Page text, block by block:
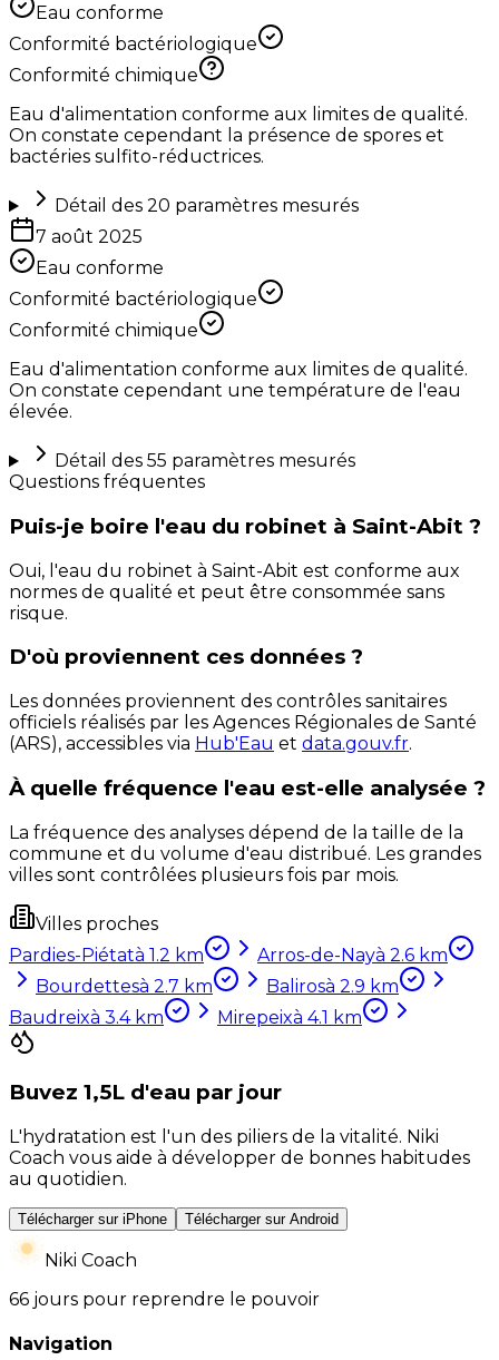
Eau conforme
Conformité bactériologique
Conformité chimique
Eau d'alimentation conforme aux limites de qualité.
On constate cependant la présence de spores et
bactéries sulfito-réductrices.
Détail des 20 paramètres mesurés
7 août 2025
Eau conforme
Conformité bactériologique
Conformité chimique
Eau d'alimentation conforme aux limites de qualité.
On constate cependant une température de l'eau
élevée.
Détail des 55 paramètres mesurés
Questions fréquentes
Puis-je boire l'eau du robinet à Saint-Abit ?
Oui, l'eau du robinet à Saint-Abit est conforme aux
normes de qualité et peut être consommée sans
risque.
D'où proviennent ces données ?
Les données proviennent des contrôles sanitaires
officiels réalisés par les Agences Régionales de Santé
(ARS), accessibles via Hub'Eau et data.gouv.fr.
À quelle fréquence l'eau est-elle analysée ?
La fréquence des analyses dépend de la taille de la
commune et du volume d'eau distribué. Les grandes
villes sont contrôlées plusieurs fois par mois.
Villes proches
Pardies-Piétatà 1.2 km Arros-de-Nayà 2.6 km
Bourdettesà 2.7 km Balirosà 2.9 km
Baudreixà 3.4km Mirepeixà 4.1 km
Buvez 1,5L d'eau par jour
L'hydratation est l'un des piliers de la vitalité. Niki
Coach vous aide à développer de bonnes habitudes
au quotidien.
Télécharger sur iPhone Télécharger sur Android
Niki Coach
66 jours pour reprendre le pouvoir
Navigation